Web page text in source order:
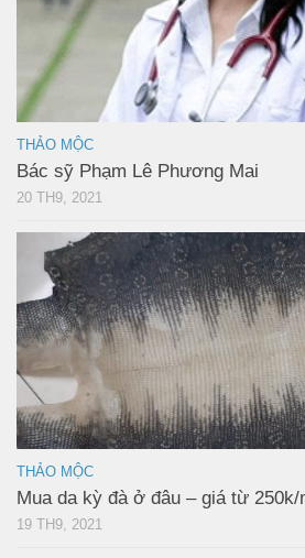
THẢO MỘC
Bác sỹ Phạm Lê Phương Mai
20 TH9, 2021
THẢO MỘC
Mua da kỳ đà ở đâu – giá từ 250k/
19 TH9, 2021